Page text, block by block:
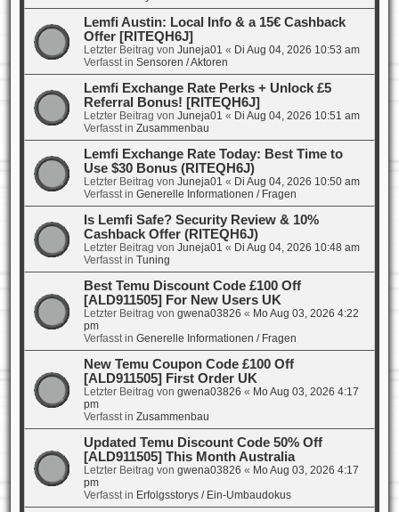
Lemfi Austin: Local Info & a 15€ Cashback
Offer [RITEQH6J]
Letzter Beitrag von Juneja01 « Di Aug 04, 2026 10:53 am
Verfasst in Sensoren / Aktoren
Lemfi Exchange Rate Perks + Unlock £5
Referral Bonus! [RITEQH6J]
Letzter Beitrag von Juneja01 « Di Aug 04, 2026 10:51 am
Verfasst in Zusammenbau
Lemfi Exchange Rate Today: Best Time to
Use $30 Bonus (RITEQH6J)
Letzter Beitrag von Juneja01 « Di Aug 04, 2026 10:50 am
Verfasst in Generelle Informationen / Fragen
Is Lemfi Safe? Security Review & 10%
Cashback Offer (RITEQH6J)
Letzter Beitrag von Juneja01 « Di Aug 04, 2026 10:48 am
Verfasst in Tuning
Best Temu Discount Code £100 Off
[ALD911505] For New Users UK
Letzter Beitrag von gwena03826 « Mo Aug 03, 2026 4:22
pm
Verfasst in Generelle Informationen / Fragen
New Temu Coupon Code £100 Off
[ALD911505] First Order UK
Letzter Beitrag von gwena03826 « Mo Aug 03, 2026 4:17
pm
Verfasst in Zusammenbau
Updated Temu Discount Code 50% Off
[ALD911505] This Month Australia
Letzter Beitrag von gwena03826 « Mo Aug 03, 2026 4:17
pm
Verfasst in Erfolgsstorys / Ein-Umbaudokus